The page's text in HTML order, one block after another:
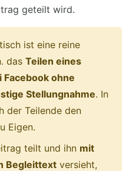
geteilt wird.
ist eine reine
das Teilen eines
ohne
Stellungnahme. In
der Teilende den
Eigen.
teilt und ihn mit
Begleittext versieht,